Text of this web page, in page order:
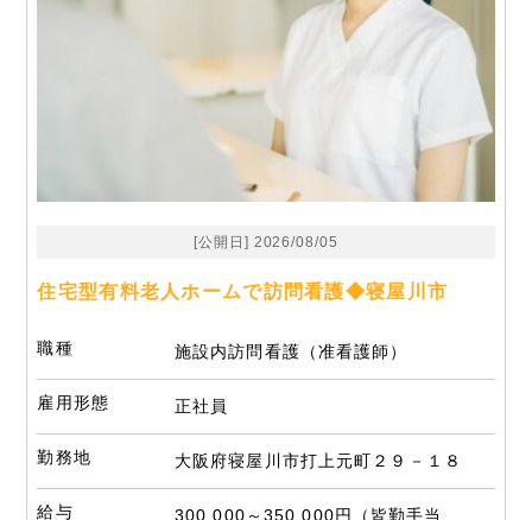
[公開日] 2026/08/05
住宅型有料老人ホームで訪問看護◆寝屋川市
職種 施設内訪問看護（准看護師）
雇用形態 正社員
勤務地 大阪府寝屋川市打上元町２９－１８
給与
300,000～350,000円（皆勤手当